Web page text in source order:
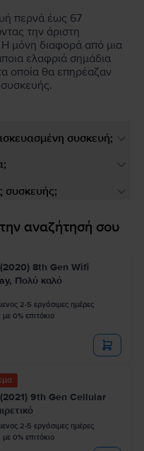
περνά έως 67
την άριστη
Η μόνη διαφορά από μια
ελαφριά σημάδια
οποία θα επηρέαζαν
συσκευή;
συσκευής;
αναζήτησή σου
8th Gen Wifi
Πολύ καλό
2-5 εργάσιμες ημέρες
0% επιτόκιο
9th Gen Cellular
2-5 εργάσιμες ημέρες
0% επιτόκιο